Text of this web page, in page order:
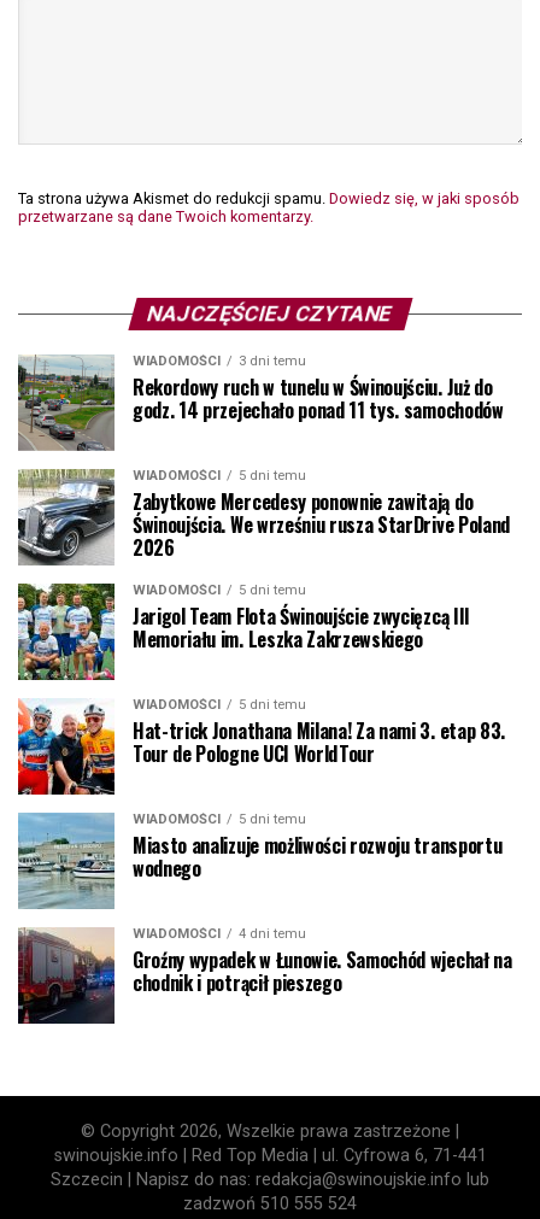
Ta strona używa Akismet do redukcji spamu. Dowiedz się, w jaki sposób
przetwarzane są dane Twoich komentarzy.
NAJCZĘŚCIEJ CZYTANE
WIADOMOŚCI 3 dni temu
Rekordowy ruch w tunelu w Świnoujściu. Już do
godz. 14 przejechało ponad 11 tys. samochodów
WIADOMOŚCI 5 dni temu
Zabytkowe Mercedesy ponownie zawitają do
Świnoujścia. We wrześniu rusza StarDrive Poland
2026
WIADOMOŚCI 5 dni temu
Jarigol Team Flota Świnoujście zwycięzcą III
Memoriału im. Leszka Zakrzewskiego
WIADOMOŚCI 5 dni temu
Hat-trick Jonathana Milana! Za nami 3. etap 83.
Tour de Pologne UCI WorldTour
WIADOMOŚCI 5 dni temu
Miasto analizuje możliwości rozwoju transportu
wodnego
WIADOMOŚCI 4 dni temu
Groźny wypadek w Łunowie. Samochód wjechał na
chodnik i potrącił pieszego
© Copyright 2026, Wszelkie prawa zastrzeżone |
swinoujskie.info | Red Top Media | ul. Cyfrowa 6, 71-441
Szczecin | Napisz do nas: redakcja@swinoujskie.info lub
zadzwoń 510 555 524